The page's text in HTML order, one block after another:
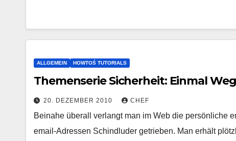
ALLGEMEIN HOWTOŚ TUTORIALS
Themenserie Sicherheit: Einmal
20. DEZEMBER 2010 CHEF
Beinahe überall verlangt man im Web die persönliche
email-Adressen Schindluder getrieben. Man erhält